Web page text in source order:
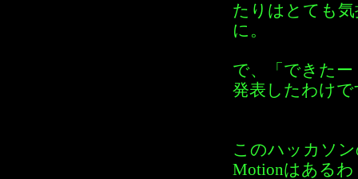
たりはとても
に。
で、「できた
発表したわけ
このハッカソ
Motionはある